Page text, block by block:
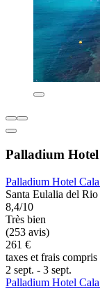
Palladium
Palladium Hotel
Santa Eulalia del Rio
8,4/10
Très bien
(253 avis)
261 €
taxes et frais compris
2 sept. - 3 sept.
Palladium Hotel